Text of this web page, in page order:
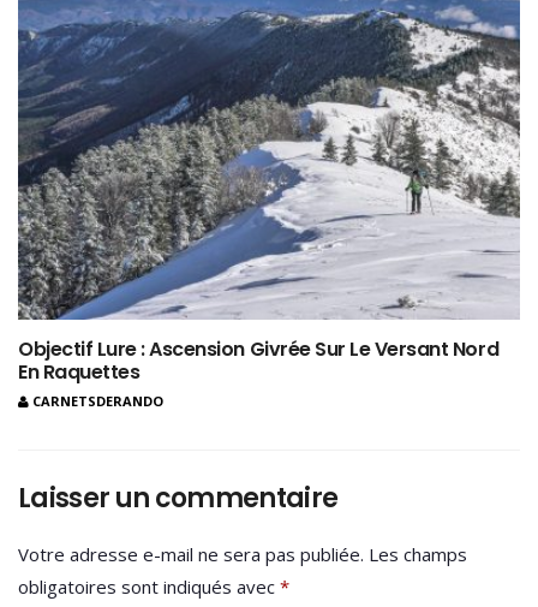
Objectif Lure : Ascension Givrée Sur Le Versant Nord
En Raquettes
CARNETSDERANDO
Laisser un commentaire
Votre adresse e-mail ne sera pas publiée. Les champs
obligatoires sont indiqués avec *